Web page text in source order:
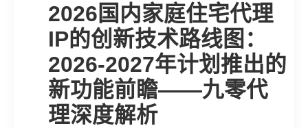
2026国内家庭住宅代理
IP的创新技术路线图：
2026-2027年计划推出的
新功能前瞻——九零代
理深度解析